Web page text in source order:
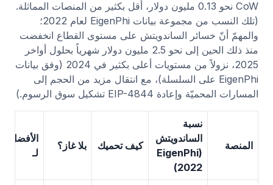
CoW نحو 0.13 مليون دولار، أقل بكثير من المنصات المماثلة.
(تلك النسب من مجموعة بيانات EigenPhi لعام 2022؛
والمهمّ أنّ خسائر الساندويتش على مستوى القطاع انخفضت
منذ ذلك الحين إلى نحو 2.5 مليون دولار شهرياً بحلول أواخر
2025، نزولاً من مستويات أعلى بكثير في 2024 (وفق بيانات
EigenPhi على السلسلة)، مع انتقال مزيد من الحجم إلى
المسارات المحميّة وإعادة EIP-4844 تشكيل سوق الرسوم.)
المنصة
نسبة
الساندويتش
(EigenPhi
2022)
كيف تحميك بلا غاز؟
الأفضل
لـ